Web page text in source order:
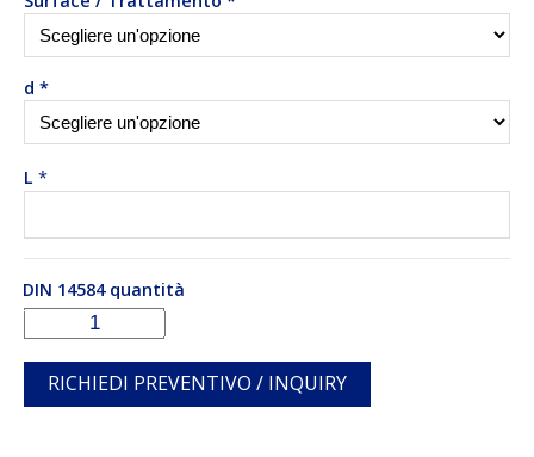
d *
L *
DIN 14584 quantità
RICHIEDI PREVENTIVO / INQUIRY